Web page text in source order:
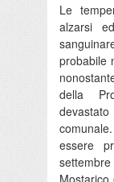
Le
alzarsi
probabile
della
essere
Mostarico